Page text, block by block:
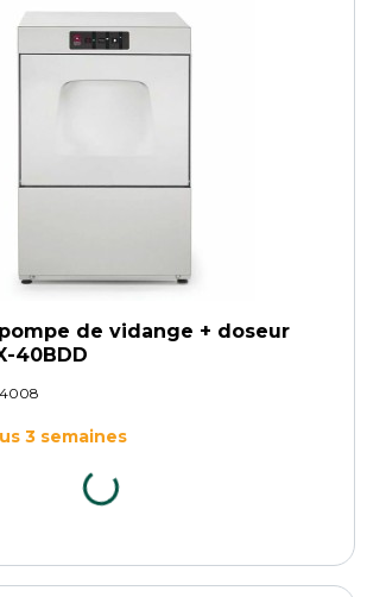
de vidange + doseur
40BDD
3 semaines